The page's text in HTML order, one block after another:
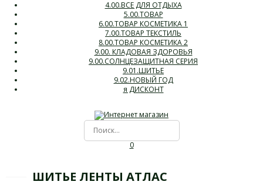
4.00.ВСЕ ДЛЯ ОТДЫХА
5.00.ТОВАР
6.00.ТОВАР КОСМЕТИКА 1
7.00.ТОВАР ТЕКСТИЛЬ
8.00.ТОВАР КОСМЕТИКА 2
9.00. КЛАДОВАЯ ЗДОРОВЬЯ
9.00.СОЛНЦЕЗАЩИТНАЯ СЕРИЯ
9.01.ШИТЬЕ
9.02.НОВЫЙ ГОД
я ДИСКОНТ
0
ШИТЬЕ ЛЕНТЫ АТЛАС